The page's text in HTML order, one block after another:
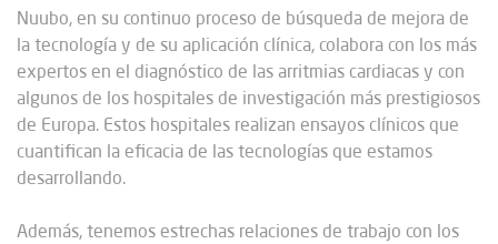
Nuubo, en su continuo proceso de búsqueda de mejora de
la tecnología y de su aplicación clínica, colabora con los más
expertos en el diagnóstico de las arritmias cardiacas y con
algunos de los hospitales de investigación más prestigiosos
de Europa. Estos hospitales realizan ensayos clínicos que
cuantifican la eficacia de las tecnologías que estamos
desarrollando.
Además, tenemos estrechas relaciones de trabajo con los